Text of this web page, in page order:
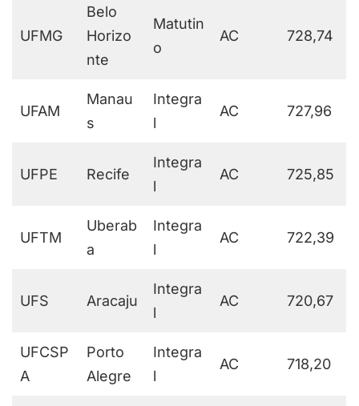
UFMG
Belo
Horizo
nte
Matutin
o
AC 728,74
UFAM
Manau
s
Integra
l
AC 727,96
UFPE Recife
Integra
l
AC 725,85
UFTM
Uberab
a
Integra
l
AC 722,39
UFS Aracaju
Integra
l
AC 720,67
UFCSP
A
Porto
Alegre
Integra
l
AC 718,20